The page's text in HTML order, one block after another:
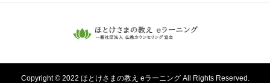
Copyright © 2022 ほとけさまの教え eラーニング All Rights Reserved.